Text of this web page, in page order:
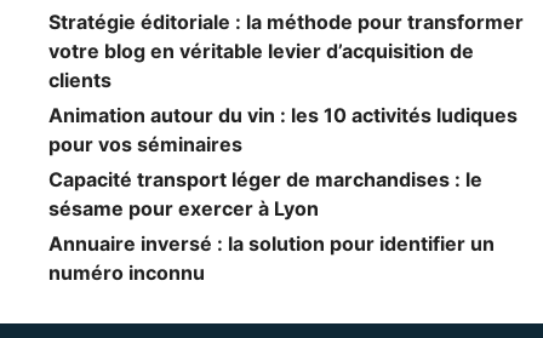
Stratégie éditoriale : la méthode pour transformer
votre blog en véritable levier d’acquisition de
clients
Animation autour du vin : les 10 activités ludiques
pour vos séminaires
Capacité transport léger de marchandises : le
sésame pour exercer à Lyon
Annuaire inversé : la solution pour identifier un
numéro inconnu